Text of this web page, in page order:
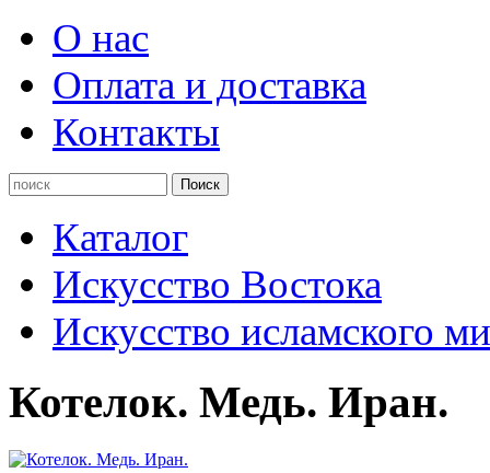
О нас
Оплата и доставка
Контакты
Каталог
Искусство Востока
Искусство исламского
Котелок. Медь. Иран.